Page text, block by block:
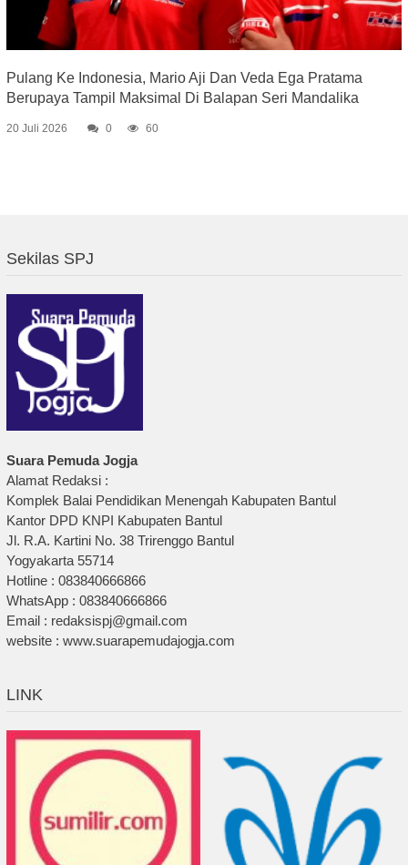
Pulang Ke Indonesia, Mario Aji Dan Veda Ega Pratama
Berupaya Tampil Maksimal Di Balapan Seri Mandalika
20 Juli 2026 0 60
Sekilas SPJ
Suara Pemuda Jogja
Alamat Redaksi :
Komplek Balai Pendidikan Menengah Kabupaten Bantul
Kantor DPD KNPI Kabupaten Bantul
Jl. R.A. Kartini No. 38 Trirenggo Bantul
Yogyakarta 55714
Hotline : 083840666866
WhatsApp : 083840666866
Email : redaksispj@gmail.com
website : www.suarapemudajogja.com
LINK